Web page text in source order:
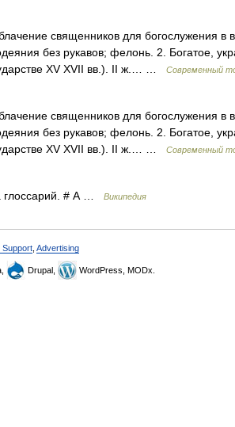
священников для богослужения в
без рукавов; фелонь. 2. Богатое,
XV XVII вв.). II ж.… …
Современный
священников для богослужения в
без рукавов; фелонь. 2. Богатое,
XV XVII вв.). II ж.… …
Современный
глоссарий. # А … Википедия
Support Advertising
Drupal, WordPress, MODx.